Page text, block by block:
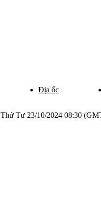
Địa ốc
Thứ Tư 23/10/2024 08:30